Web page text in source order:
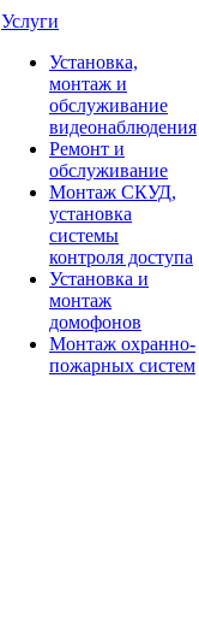
Услуги
Установка,
монтаж и
обслуживание
видеонаблюдения
Ремонт и
обслуживание
Монтаж СКУД,
установка
системы
контроля доступа
Установка и
монтаж
домофонов
Монтаж охранно-
пожарных систем